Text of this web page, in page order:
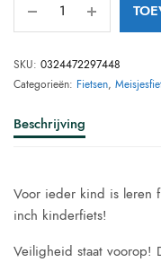
SKU: 0324472297448
Categorieën: Fietsen,
Beschrijving
Voor ieder kind is leren
inch kinderfiets!
Veiligheid staat voorop!